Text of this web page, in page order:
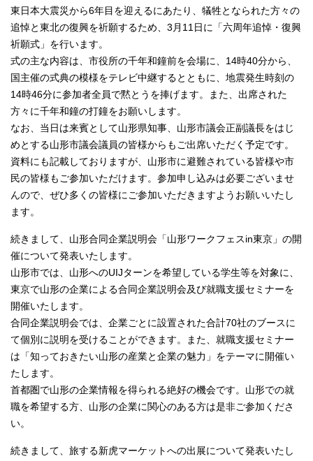
東日本大震災から6年目を迎えるにあたり、犠牲となられた方々の
追悼と東北の復興を祈願するため、3月11日に「六周年追悼・復興
祈願式」を行います。
式の主な内容は、市役所の千年和鐘前を会場に、14時40分から、
国主催の式典の模様をテレビ中継するとともに、地震発生時刻の
14時46分に参加者全員で黙とうを捧げます。また、出席された
方々に千年和鐘の打鐘をお願いします。
なお、当日は来賓として山形県知事、山形市議会正副議長をはじ
めとする山形市議会議員の皆様からもご出席いただく予定です。
資料にも記載しておりますが、山形市に避難されている皆様や市
民の皆様もご参加いただけます。参加申し込みは必要ございませ
んので、ぜひ多くの皆様にご参加いただきますようお願いいたし
ます。
続きまして、山形合同企業説明会「山形ワークフェスin東京」の開
催について発表いたします。
山形市では、山形へのUIJターンを希望している学生等を対象に、
東京で山形の企業による合同企業説明会及び就職支援セミナーを
開催いたします。
合同企業説明会では、企業ごとに設置された合計70社のブースに
て個別に説明を受けることができます。また、就職支援セミナー
は「知っておきたい山形の産業と企業の魅力」をテーマに開催い
たします。
首都圏で山形の企業情報を得られる絶好の機会です。山形での就
職を希望する方、山形の企業に関心のある方は是非ご参加くださ
い。
続きまして、旅する新虎マーケットへの出展について発表いたし